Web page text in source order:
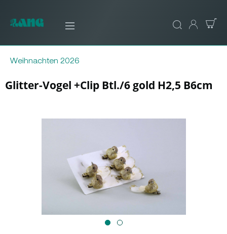
Weihnachten 2026
Glitter-Vogel +Clip Btl./6 gold H2,5 B6cm